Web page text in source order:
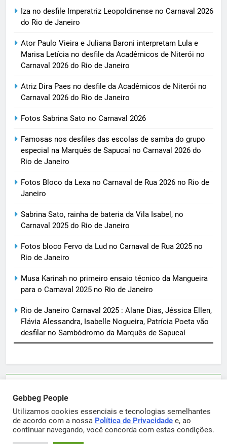
Iza no desfile Imperatriz Leopoldinense no Carnaval 2026
do Rio de Janeiro
Ator Paulo Vieira e Juliana Baroni interpretam Lula e
Marisa Letícia no desfile da Acadêmicos de Niterói no
Carnaval 2026 do Rio de Janeiro
Atriz Dira Paes no desfile da Acadêmicos de Niterói no
Carnaval 2026 do Rio de Janeiro
Fotos Sabrina Sato no Carnaval 2026
Famosas nos desfiles das escolas de samba do grupo
especial na Marquês de Sapucaí no Carnaval 2026 do
Rio de Janeiro
Fotos Bloco da Lexa no Carnaval de Rua 2026 no Rio de
Janeiro
Sabrina Sato, rainha de bateria da Vila Isabel, no
Carnaval 2025 do Rio de Janeiro
Fotos bloco Fervo da Lud no Carnaval de Rua 2025 no
Rio de Janeiro
Musa Karinah no primeiro ensaio técnico da Mangueira
para o Carnaval 2025 no Rio de Janeiro
Rio de Janeiro Carnaval 2025 : Alane Dias, Jéssica Ellen,
Flávia Alessandra, Isabelle Nogueira, Patrícia Poeta vão
desfilar no Sambódromo da Marquês de Sapucaí
sortimentos@yahoo.com.br
Gebbeg Powered ByBlazeThemes.
Gebbeg People
Utilizamos cookies essenciais e tecnologias semelhantes
de acordo com a nossa Política de Privacidade e, ao
continuar navegando, você concorda com estas condições.